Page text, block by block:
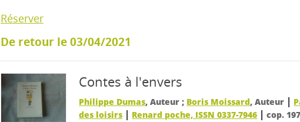
Réserver
De retour le 03/04/2021
Contes à l'envers
Philippe Dumas, Auteur ; Boris Moissard, Auteur |
des loisirs | Renard poche, ISSN 0337-7946 |cop.